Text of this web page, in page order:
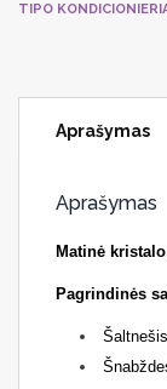
TIPO
Aprašymas
Aprašymas
Matinė
Pagrindinės